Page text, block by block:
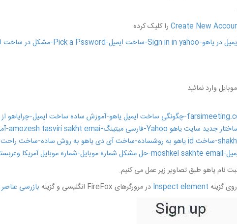
Create New را کلیک کرده
نام یاهو طبق تصاویر زیر عمل می کنیم.
گزینه Inspect element در مرورگرهای FireFox انگلیسی و گزینه بازرسی عناصر